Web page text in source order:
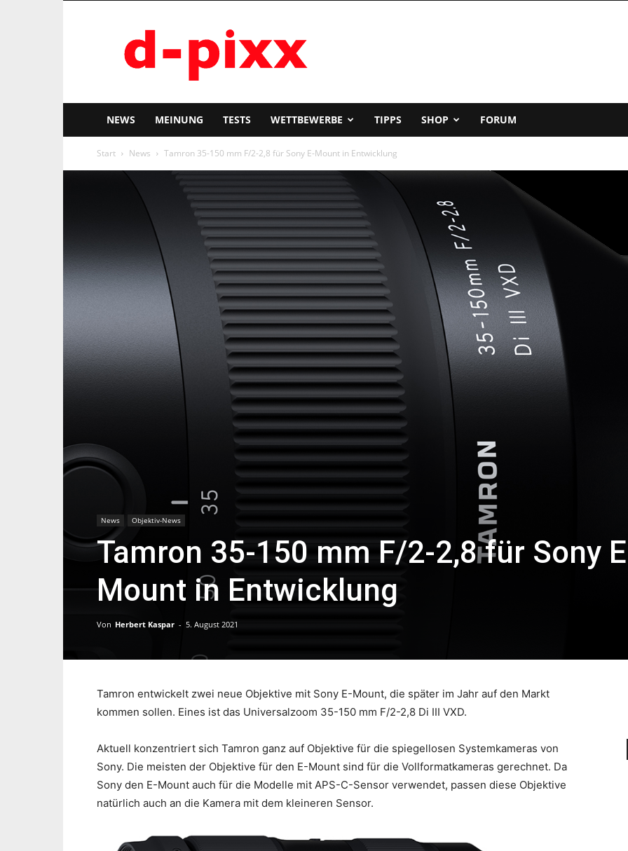
pixx
NEWS MEINUNG TESTS WETTBEWERBE TIPPS SHOP FORUM
Start News Tamron 35-150 mm F/2-2,8 für Sony E-Mount in Entwicklung
News Objektiv-News
Tamron 35-150 mm F/2-2,8 für Sony
Mount in Entwicklung
Von Herbert Kaspar - 5. August 2021
Tamron entwickelt zwei neue Objektive mit Sony E-Mount, die später im Jahr auf den Markt
kommen sollen. Eines ist das Universalzoom 35-150 mm F/2-2,8 Di III VXD.
Aktuell konzentriert sich Tamron ganz auf Objektive für die spiegellosen Systemkameras von
Sony. Die meisten der Objektive für den E-Mount sind für die Vollformatkameras gerechnet. Da
Sony den E-Mount auch für die Modelle mit APS-C-Sensor verwendet, passen diese Objektive
natürlich auch an die Kamera mit dem kleineren Sensor.